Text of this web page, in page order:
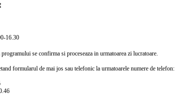
16.30
se confirma si proceseaza in urmatoarea zi lucratoare.
formularul de mai jos sau telefonic la urmatoarele numere de telefon: